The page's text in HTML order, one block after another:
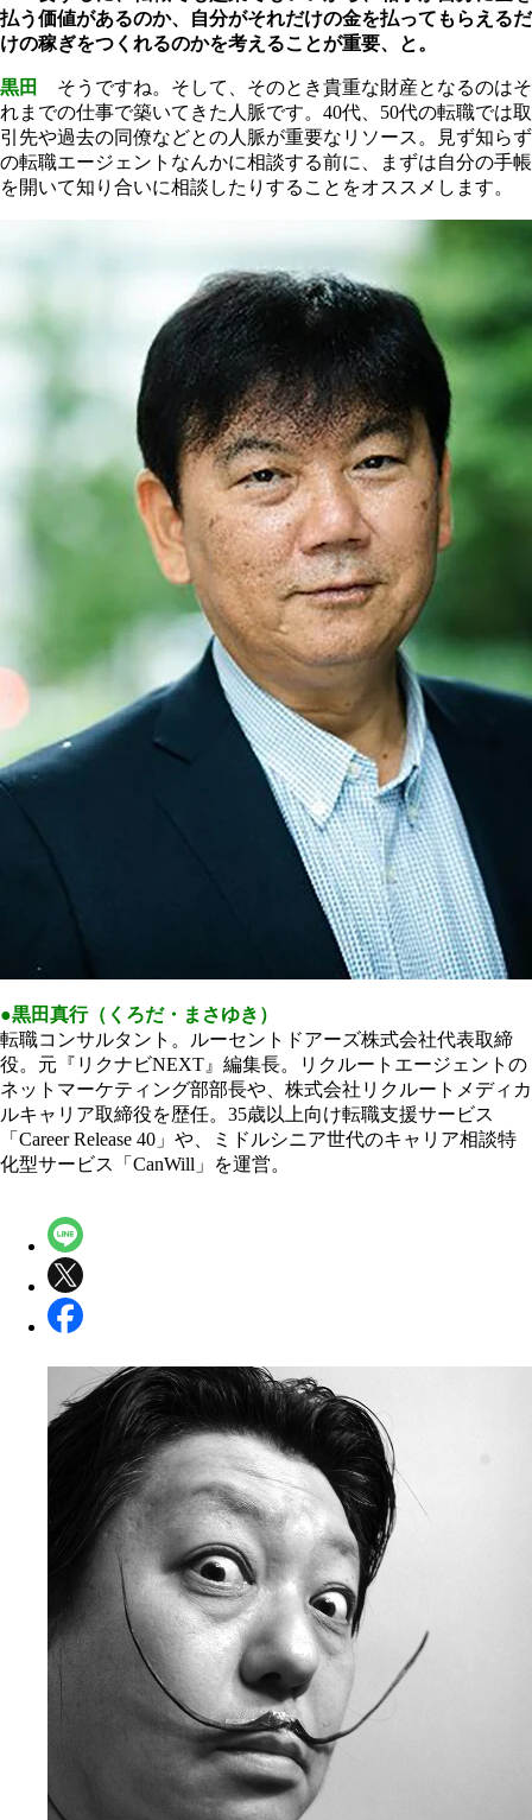
払う価値があるのか、自分がそれだけの金を払ってもらえるだ
けの稼ぎをつくれるのかを考えることが重要、と。
黒田
そうですね。そして、そのとき貴重な財産となるのはそ
れまでの仕事で築いてきた人脈です。40代、50代の転職では取
引先や過去の同僚などとの人脈が重要なリソース。見ず知らず
の転職エージェントなんかに相談する前に、まずは自分の手帳
を開いて知り合いに相談したりすることをオススメします。
●黒田真行（くろだ・まさゆき）
転職コンサルタント。ルーセントドアーズ株式会社代表取締
役。元『リクナビNEXT』編集長。リクルートエージェントの
ネットマーケティング部部長や、株式会社リクルートメディカ
ルキャリア取締役を歴任。35歳以上向け転職支援サービス
「Career Release 40」や、ミドルシニア世代のキャリア相談特
化型サービス「CanWill」を運営。